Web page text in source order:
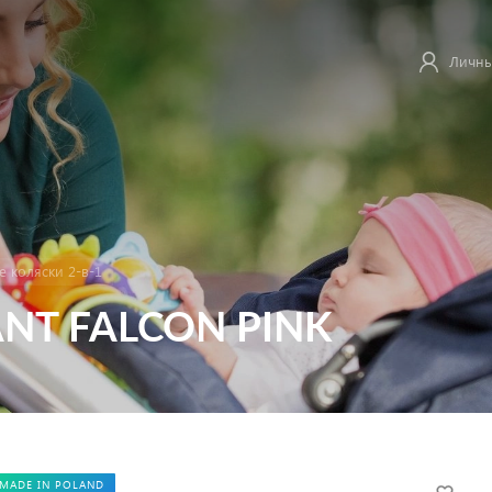
коляски 2-в-1
FALCON PINK
MADE IN POLAND